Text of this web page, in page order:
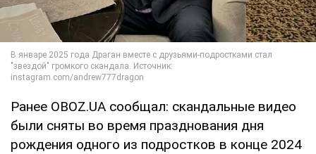
Ранее OBOZ.UA сообщал: скандальные видео
были сняты во время празднования дня
рождения одного из подростков в конце 2024